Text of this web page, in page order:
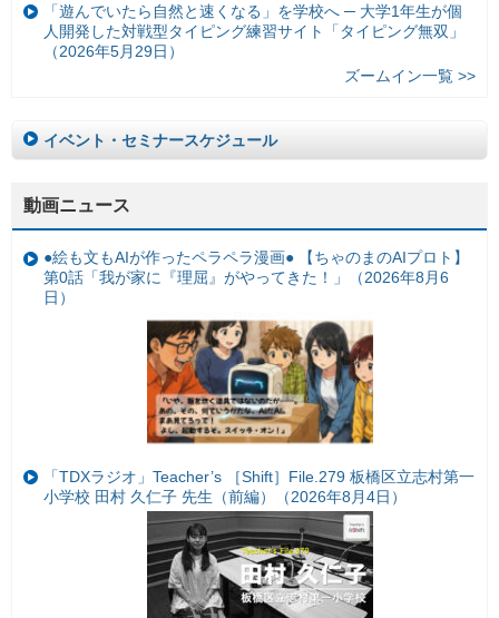
「遊んでいたら自然と速くなる」を学校へ ─ 大学1年生が個
人開発した対戦型タイピング練習サイト「タイピング無双」
（2026年5月29日）
ズームイン一覧 >>
イベント・セミナースケジュール
動画ニュース
●絵も文もAIが作ったペラペラ漫画● 【ちゃのまのAIプロト】
第0話「我が家に『理屈』がやってきた！」（2026年8月6
日）
「TDXラジオ」Teacher’s ［Shift］File.279 板橋区立志村第一
小学校 田村 久仁子 先生（前編）（2026年8月4日）